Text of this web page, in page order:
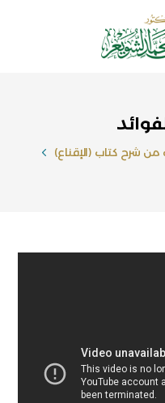
شرح كتاب (الإقناع)